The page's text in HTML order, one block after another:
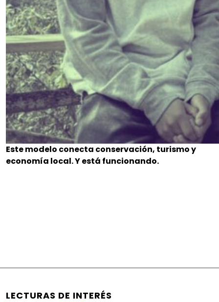
Este modelo conecta conservación, turismo y
economía local. Y está funcionando.
LECTURAS DE INTERÉS